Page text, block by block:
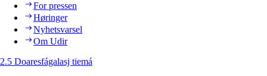
For pressen
Høringer
Nyhetsvarsel
Om Udir
2.5 Doaresfágalasj tiemá